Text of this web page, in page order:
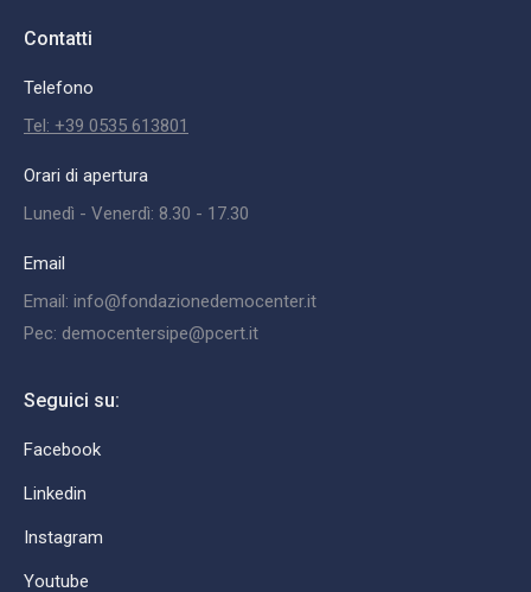
Contatti
Telefono
Tel: +39 0535 613801
Orari di apertura
Lunedì - Venerdì: 8.30 - 17.30
Email
Email: info@fondazionedemocenter.it
Pec: democentersipe@pcert.it
Seguici su:
Facebook
Linkedin
Instagram
Youtube